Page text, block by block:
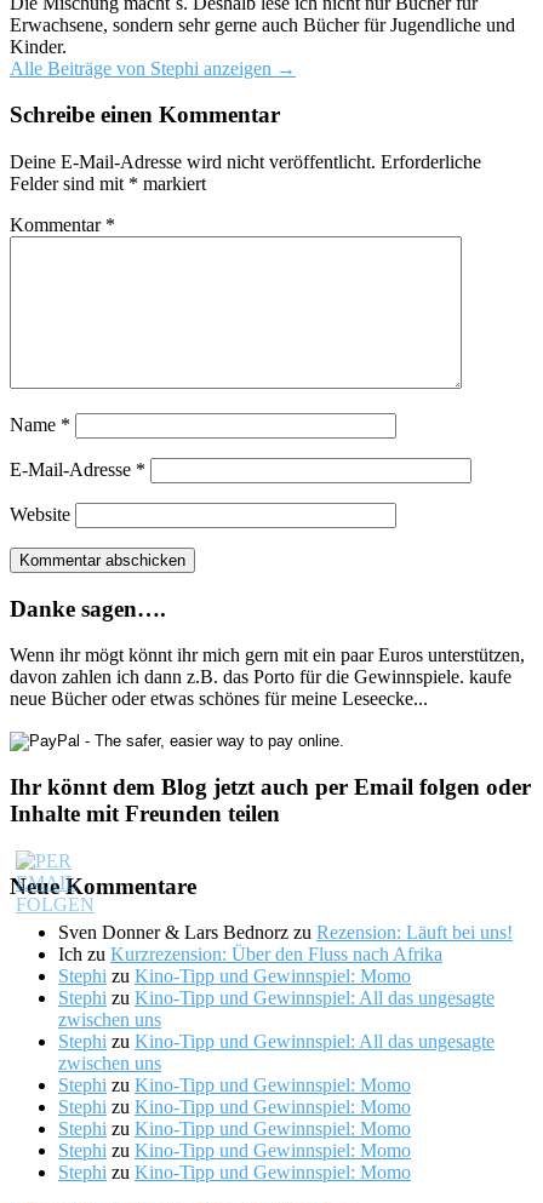
Erwachsene, sondern sehr gerne auch Bücher für Jugendliche und
Kinder.
Alle Beiträge von Stephi anzeigen →
Schreibe einen Kommentar
Deine E-Mail-Adresse wird nicht veröffentlicht. Erforderliche
Felder sind mit * markiert
Kommentar *
Name *
E-Mail-Adresse *
Website
Danke sagen….
Wenn ihr mögt könnt ihr mich gern mit ein paar Euros unterstützen,
davon zahlen ich dann z.B. das Porto für die Gewinnspiele. kaufe
neue Bücher oder etwas schönes für meine Leseecke...
Ihr könnt dem Blog jetzt auch per Email folgen oder
Inhalte mit Freunden teilen
Neue Kommentare
Sven Donner & Lars Bednorz zu Rezension: Läuft bei uns!
Ich zu Kurzrezension: Über den Fluss nach Afrika
Stephi zu Kino-Tipp und Gewinnspiel: Momo
Stephi zu Kino-Tipp und Gewinnspiel: All das ungesagte
zwischen uns
Stephi zu Kino-Tipp und Gewinnspiel: All das ungesagte
zwischen uns
Stephi zu Kino-Tipp und Gewinnspiel: Momo
Stephi zu Kino-Tipp und Gewinnspiel: Momo
Stephi zu Kino-Tipp und Gewinnspiel: Momo
Stephi zu Kino-Tipp und Gewinnspiel: Momo
Stephi zu Kino-Tipp und Gewinnspiel: Momo